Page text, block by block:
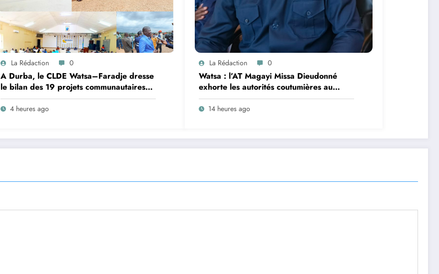
La Rédaction 0
A Durba, le CLDE Watsa–Faradje dresse
le bilan des 19 projets communautaires
de cahier de charge signé avec KGM S.A
et prépare le deuxième quinquennat
4 heures ago
La Rédaction 0
Watsa : l’AT Magayi Missa Dieudonné
exhorte les autorités coutumières au
recensement et à l’identification de la
population en vue de renforcer la
14 heures ago